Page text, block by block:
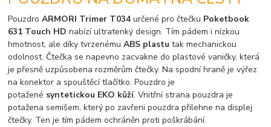
PouzdroARMORI Trimer T034 určené pro čtečku Poketbook
631 Touch HD nabízí ultratenký design. Tím pádem i nízkou
hmotnost, ale díky tvrzenémuABS plastu tak mechanickou
odolnost. Čtečka se napevno zacvakne do plastové vaničky, která
je přesně uzpůsobena rozměrům čtečky. Na spodní hraně je výřez
na konektor a spouštěcí tlačítko. Pouzdro je
potažené syntetickou EKO kůží. Vnitřní strana pouzdra je
potažena semišem, který po zavřeni pouzdra přilehne na displej
čtečky. Ten je tím pádem ochráněn proti poškrábání.